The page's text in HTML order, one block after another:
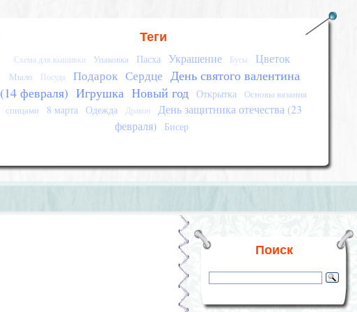
Теги
Схема для вышивки Упаковка Пасха Украшение Бусы Цветок
Мыло Посуда Подарок Сердце День святого валентина
(14 февраля) Игрушка Новый год Открытка
Основы вязания
спицами
8 марта Одежда Дракон
День защитника отечества (23
февраля)
Бисер
Поиск